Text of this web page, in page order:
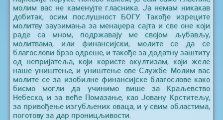
молим вас не каменујте гласника. Ја немам никакав
добитак, осим послушност БОГУ. Такође изреците
молитву заузимања за менаџера сајта и све оне који
раде са мном, подржавају ме својом љубављу,
молитвама, или финансијски, молите се да се
благослови брзо одреше, и такође за додатну заштиту
од непријатеља, који користе окултизам, који желе
наше уништење, и уништење ове Службе. Молим вас
молите се за изобилне финансијске благослове како
бисмо могли да учинимо више за Краљевство
Небеско, и за веће Помазање, као Јовану Крститељу,
за привођење изгубљених оваца, и у свим областима,
поготову за дар проницљивости.